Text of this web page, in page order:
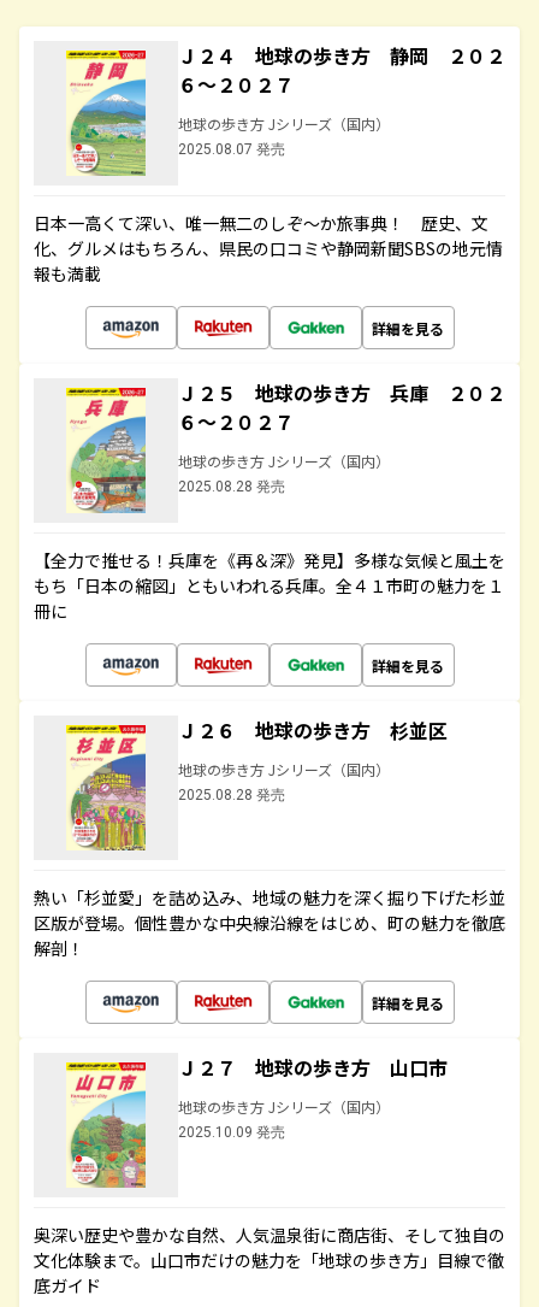
Ｊ２４ 地球の歩き方 静岡 ２０２
６～２０２７
地球の歩き方 Jシリーズ（国内）
2025.08.07 発売
日本一高くて深い、唯一無二のしぞ～か旅事典！ 歴史、文
化、グルメはもちろん、県民の口コミや静岡新聞SBSの地元情
報も満載
詳細を見る
Ｊ２５ 地球の歩き方 兵庫 ２０２
６～２０２７
地球の歩き方 Jシリーズ（国内）
2025.08.28 発売
【全力で推せる！兵庫を《再＆深》発見】多様な気候と風土を
もち「日本の縮図」ともいわれる兵庫。全４１市町の魅力を１
冊に
詳細を見る
Ｊ２６ 地球の歩き方 杉並区
地球の歩き方 Jシリーズ（国内）
2025.08.28 発売
熱い「杉並愛」を詰め込み、地域の魅力を深く掘り下げた杉並
区版が登場。個性豊かな中央線沿線をはじめ、町の魅力を徹底
解剖！
詳細を見る
Ｊ２７ 地球の歩き方 山口市
地球の歩き方 Jシリーズ（国内）
2025.10.09 発売
奥深い歴史や豊かな自然、人気温泉街に商店街、そして独自の
文化体験まで。山口市だけの魅力を「地球の歩き方」目線で徹
底ガイド